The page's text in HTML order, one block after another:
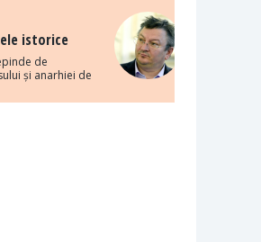
istorice
de
și anarhiei de